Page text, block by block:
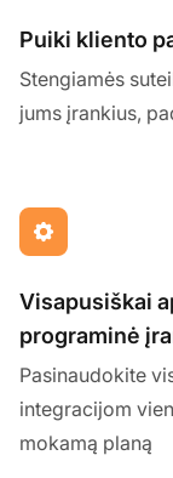
Puiki kliento
Stengiamės
jums įrankius,
Visapusiškai
programinė
Pasinaudokite
integracijom
mokamą planą